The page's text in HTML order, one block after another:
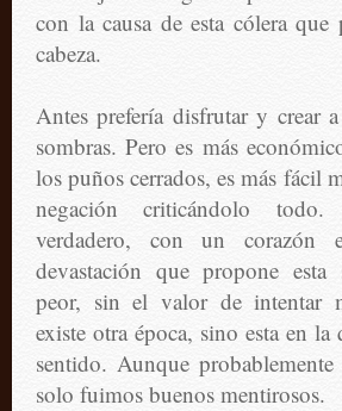
con la causa de esta cólera
cabeza.
Antes prefería disfrutar y crear
sombras. Pero es más
los puños cerrados, es más fácil
negación criticándolo
verdadero, con un corazón
devastación que propone
peor, sin el valor de intentar
existe otra época, sino esta en la
sentido. Aunque
solo fuimos buenos mentirosos.